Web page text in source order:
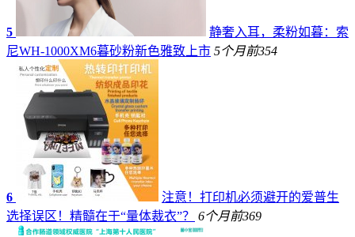
5
静奢入耳，柔粉如暮：索
尼WH-1000XM6暮砂粉新色雅致上市 5个月前354
6
注意！打印机必须避开的爱普生
选择误区！精髓在于“量体裁衣”？
6个月前369